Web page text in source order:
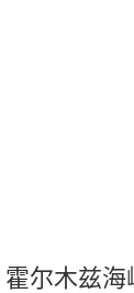
尔木兹海